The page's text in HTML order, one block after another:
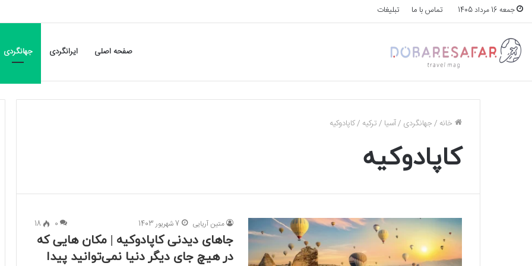
جمعه 16 مرداد 1405 تماس با ما تبلیغات
صفحه اصلی ایرانگردی جهانگردی
خانه /جهانگردی /آسیا /ترکیه /کاپادوکیه
کاپادوکیه
متین آریایی 7 شهریور 1403 0
18
جاهای دیدنی کاپادوکیه | مکان هایی که
در هیچ جای دیگر دنیا نمی‌توانید پیدا